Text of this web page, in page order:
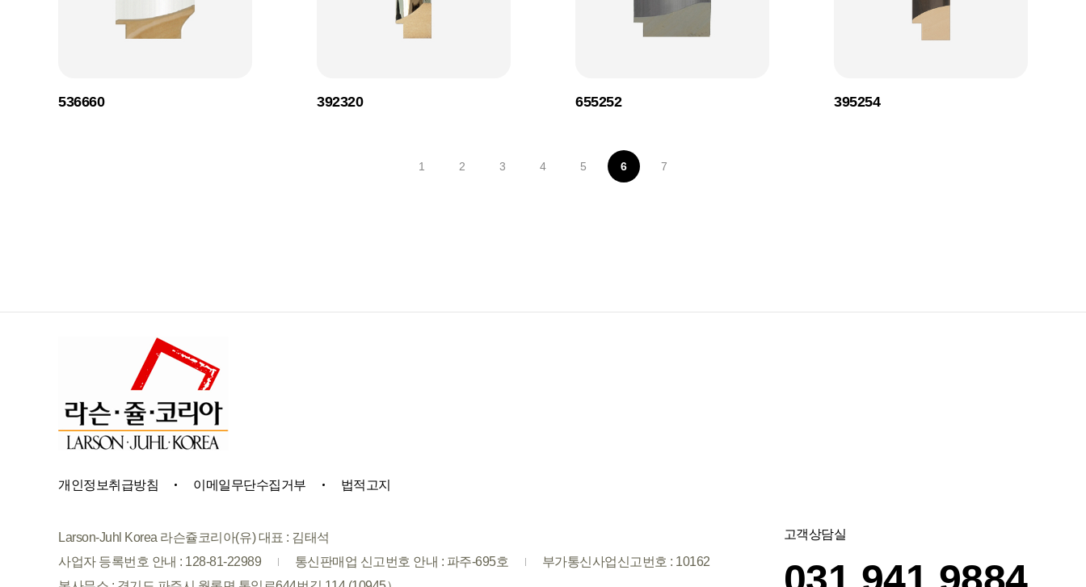
536660 392320 655252 395254
1 2 3 4 5 6 7
개인정보취급방침 이메일무단수집거부 법적고지
고객상담실
Larson-Juhl Korea 라슨쥴코리아(유) 대표 : 김태석
사업자 등록번호 안내 : 128-81-22989
통신판매업 신고번호 안내 : 파주-695호
부가통신사업신고번호 : 10162